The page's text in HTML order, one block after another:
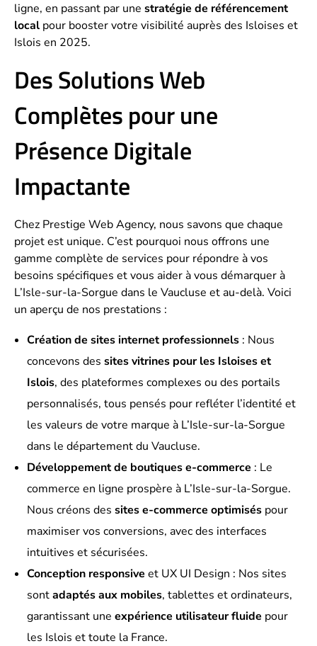
ligne, en passant par une stratégie de référencement
local pour booster votre visibilité auprès des Isloises et
Islois en 2025.
Des Solutions Web
Complètes pour une
Présence Digitale
Impactante
Chez Prestige Web Agency, nous savons que chaque
projet est unique. C’est pourquoi nous offrons une
gamme complète de services pour répondre à vos
besoins spécifiques et vous aider à vous démarquer à
L’Isle-sur-la-Sorgue dans le Vaucluse et au-delà. Voici
un aperçu de nos prestations :
Création de sites internet professionnels: Nous
concevons des sites vitrines pour les Isloises et
Islois, des plateformes complexes ou des portails
personnalisés, tous pensés pour refléter l’identité et
les valeurs de votre marque à L’Isle-sur-la-Sorgue
dans le département du Vaucluse.
Développement de boutiques e-commerce : Le
commerce en ligne prospère à L’Isle-sur-la-Sorgue.
Nous créons des sites e-commerce optimiséspour
maximiser vos conversions, avec des interfaces
intuitives et sécurisées.
Conception responsive et UX UI Design : Nos sites
sontadaptés aux mobiles, tablettes et ordinateurs,
garantissant une expérience utilisateur fluide pour
les Islois et toute la France.